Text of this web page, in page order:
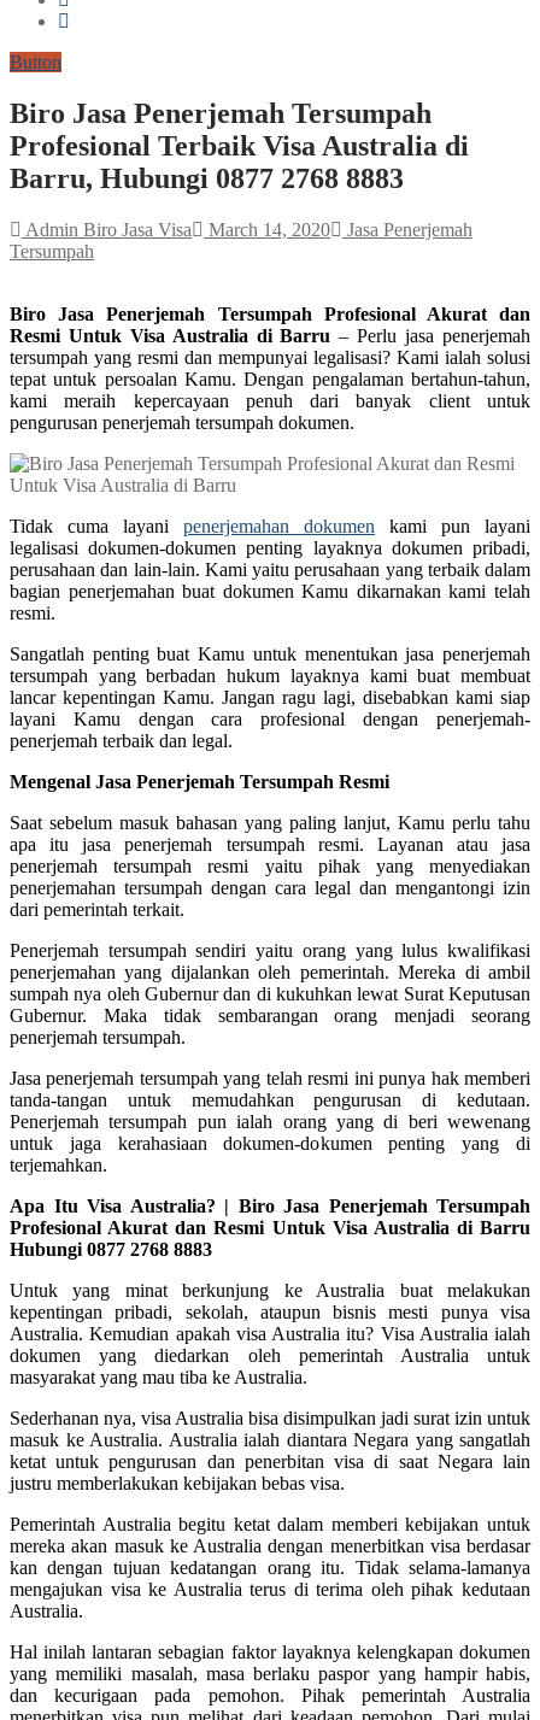
Button
Biro Jasa Penerjemah Tersumpah
Profesional Terbaik Visa Australia di
Barru, Hubungi 0877 2768 8883
Admin Biro Jasa Visa March 14, 2020
Jasa Penerjemah
Tersumpah
Biro Jasa Penerjemah Tersumpah Profesional Akurat dan
Resmi Untuk Visa Australia di Barru – Perlu jasa penerjemah
tersumpah yang resmi dan mempunyai legalisasi? Kami ialah solusi
tepat untuk persoalan Kamu. Dengan pengalaman bertahun-tahun,
kami meraih kepercayaan penuh dari banyak client untuk
pengurusan penerjemah tersumpah dokumen.
Tidak cuma layani penerjemahan dokumen kami pun layani
legalisasi dokumen-dokumen penting layaknya dokumen pribadi,
perusahaan dan lain-lain. Kami yaitu perusahaan yang terbaik dalam
bagian penerjemahan buat dokumen Kamu dikarnakan kami telah
resmi.
Sangatlah penting buat Kamu untuk menentukan jasa penerjemah
tersumpah yang berbadan hukum layaknya kami buat membuat
lancar kepentingan Kamu. Jangan ragu lagi, disebabkan kami siap
layani Kamu dengan cara profesional dengan penerjemah-
penerjemah terbaik dan legal.
Mengenal Jasa Penerjemah Tersumpah Resmi
Saat sebelum masuk bahasan yang paling lanjut, Kamu perlu tahu
apa itu jasa penerjemah tersumpah resmi. Layanan atau jasa
penerjemah tersumpah resmi yaitu pihak yang menyediakan
penerjemahan tersumpah dengan cara legal dan mengantongi izin
dari pemerintah terkait.
Penerjemah tersumpah sendiri yaitu orang yang lulus kwalifikasi
penerjemahan yang dijalankan oleh pemerintah. Mereka di ambil
sumpah nya oleh Gubernur dan di kukuhkan lewat Surat Keputusan
Gubernur. Maka tidak sembarangan orang menjadi seorang
penerjemah tersumpah.
Jasa penerjemah tersumpah yang telah resmi ini punya hak memberi
tanda-tangan untuk memudahkan pengurusan di kedutaan.
Penerjemah tersumpah pun ialah orang yang di beri wewenang
untuk jaga kerahasiaan dokumen-dokumen penting yang di
terjemahkan.
Apa Itu Visa Australia? | Biro Jasa Penerjemah Tersumpah
Profesional Akurat dan Resmi Untuk Visa Australia di Barru
Hubungi 0877 2768 8883
Untuk yang minat berkunjung ke Australia buat melakukan
kepentingan pribadi, sekolah, ataupun bisnis mesti punya visa
Australia. Kemudian apakah visa Australia itu? Visa Australia ialah
dokumen yang diedarkan oleh pemerintah Australia untuk
masyarakat yang mau tiba ke Australia.
Sederhanan nya, visa Australia bisa disimpulkan jadi surat izin untuk
masuk ke Australia. Australia ialah diantara Negara yang sangatlah
ketat untuk pengurusan dan penerbitan visa di saat Negara lain
justru memberlakukan kebijakan bebas visa.
Pemerintah Australia begitu ketat dalam memberi kebijakan untuk
mereka akan masuk ke Australia dengan menerbitkan visa berdasar
kan dengan tujuan kedatangan orang itu. Tidak selama-lamanya
mengajukan visa ke Australia terus di terima oleh pihak kedutaan
Australia.
Hal inilah lantaran sebagian faktor layaknya kelengkapan dokumen
yang memiliki masalah, masa berlaku paspor yang hampir habis,
dan kecurigaan pada pemohon. Pihak pemerintah Australia